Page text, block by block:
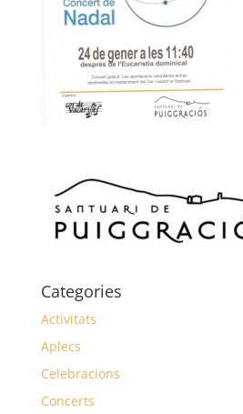
Categories
Activitats
Aplecs
Celebracions
Concerts